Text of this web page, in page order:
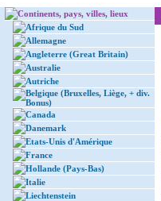
Continents, pays, villes, lieux
Afrique du Sud
Allemagne
Angleterre (Great Britain)
Australie
Autriche
Belgique (Bruxelles, Liège, + div.
Bonus)
Canada
Danemark
Etats-Unis d'Amérique
France
Hollande (Pays-Bas)
Italie
Liechtenstein